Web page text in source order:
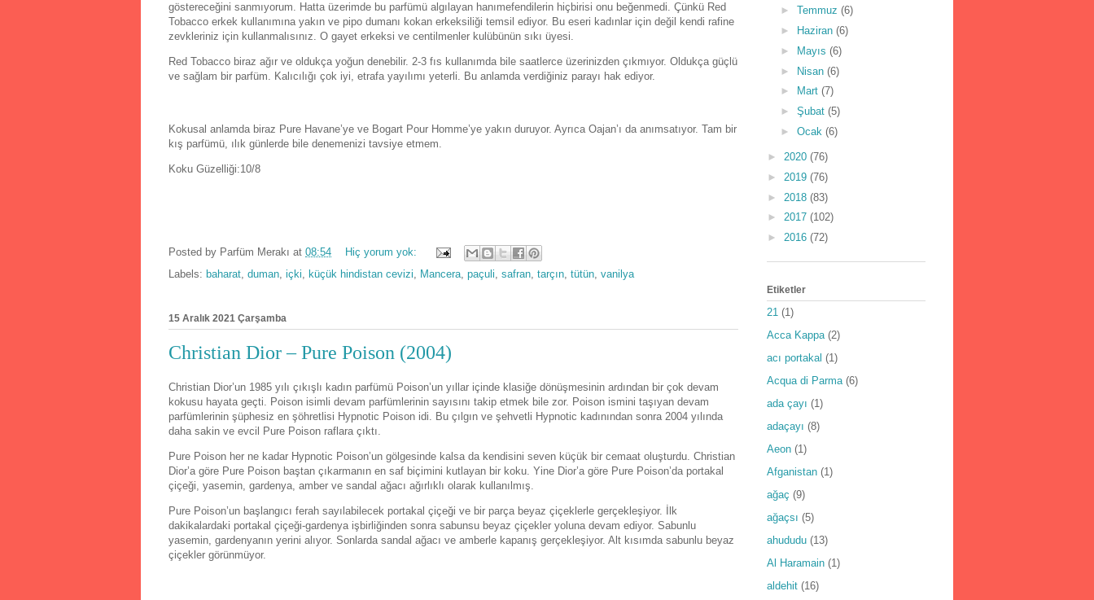
göstereceğini sanmıyorum. Hatta üzerimde bu parfümü algılayan hanımefendilerin hiçbirisi onu beğenmedi. Çünkü Red
Tobacco erkek kullanımına yakın ve pipo dumanı kokan erkeksiliği temsil ediyor. Bu eseri kadınlar için değil kendi rafine
zevkleriniz için kullanmalısınız. O gayet erkeksi ve centilmenler kulübünün sıkı üyesi.
Red Tobacco biraz ağır ve oldukça yoğun denebilir. 2-3 fıs kullanımda bile saatlerce üzerinizden çıkmıyor. Oldukça güçlü
ve sağlam bir parfüm. Kalıcılığı çok iyi, etrafa yayılımı yeterli. Bu anlamda verdiğiniz parayı hak ediyor.
Kokusal anlamda biraz Pure Havane’ye ve Bogart Pour Homme’ye yakın duruyor. Ayrıca Oajan’ı da anımsatıyor. Tam bir
kış parfümü, ılık günlerde bile denemenizi tavsiye etmem.
Koku Güzelliği:10/8
Posted by Parfüm Merakı at 08:54
Hiç yorum yok:
Labels: baharat, duman, içki, küçük hindistan cevizi, Mancera, paçuli, safran, tarçın, tütün, vanilya
15 Aralık 2021 Çarşamba
Christian Dior – Pure Poison (2004)
Christian Dior’un 1985 yılı çıkışlı kadın parfümü Poison’un yıllar içinde klasiğe dönüşmesinin ardından bir çok devam
kokusu hayata geçti. Poison isimli devam parfümlerinin sayısını takip etmek bile zor. Poison ismini taşıyan devam
parfümlerinin şüphesiz en şöhretlisi Hypnotic Poison idi. Bu çılgın ve şehvetli Hypnotic kadınından sonra 2004 yılında
daha sakin ve evcil Pure Poison raflara çıktı.
Pure Poison her ne kadar Hypnotic Poison’un gölgesinde kalsa da kendisini seven küçük bir cemaat oluşturdu. Christian
Dior’a göre Pure Poison baştan çıkarmanın en saf biçimini kutlayan bir koku. Yine Dior’a göre Pure Poison’da portakal
çiçeği, yasemin, gardenya, amber ve sandal ağacı ağırlıklı olarak kullanılmış.
Pure Poison’un başlangıcı ferah sayılabilecek portakal çiçeği ve bir parça beyaz çiçeklerle gerçekleşiyor. İlk
dakikalardaki portakal çiçeği-gardenya işbirliğinden sonra sabunsu beyaz çiçekler yoluna devam ediyor. Sabunlu
yasemin, gardenyanın yerini alıyor. Sonlarda sandal ağacı ve amberle kapanış gerçekleşiyor. Alt kısımda sabunlu beyaz
çiçekler görünmüyor.
► Temmuz (6)
►
Haziran (6)
►
Mayıs (6)
► Nisan (6)
►
Mart (7)
► Şubat (5)
► Ocak (6)
► 2020 (76)
► 2019 (76)
► 2018 (83)
► 2017 (102)
► 2016 (72)
Etiketler
21 (1)
Acca Kappa (2)
acı portakal (1)
Acqua di Parma (6)
ada çayı (1)
adaçayı (8)
Aeon (1)
Afganistan (1)
ağaç (9)
ağaçsı (5)
ahududu (13)
Al Haramain (1)
aldehit (16)